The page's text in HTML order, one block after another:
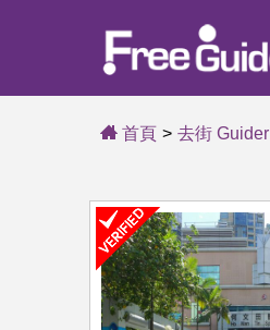
首頁 去街 Guider